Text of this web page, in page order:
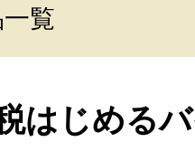
覧
はじめる